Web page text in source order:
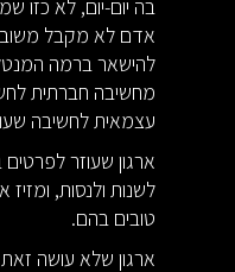
בה יום-יום, לא כזו
אדם לא מקבל משוב
להישאר ברמה
מחשיבה חברתית
עצמאית לחשיבה
ארגון שעוזר
לשנות ולנסות,
טובים בהם.
ארגון שלא עושה